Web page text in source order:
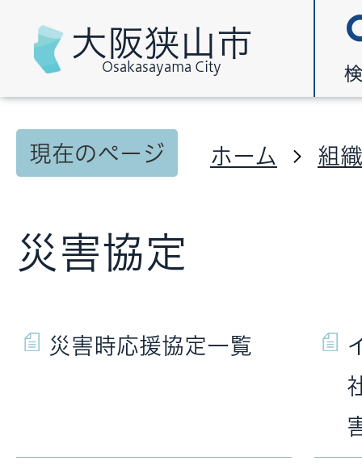
大阪狭山市
Osakasayama City
現在のページ ホーム 組
災害協定
災害時応援協定一覧